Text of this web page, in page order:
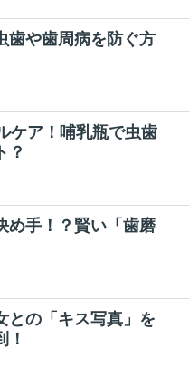
歯や歯周病を防ぐ方
ケア！哺乳瓶で虫歯
？
め手！？賢い「歯磨
との「キス写真」を
！